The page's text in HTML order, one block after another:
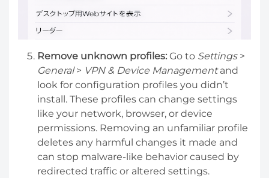
Remove unknown profiles: Go to Settings>
General> VPN & Device Managementand
look for configuration profiles you didn’t
install. These profiles can change settings
like your network, browser, or device
permissions. Removing an unfamiliar profile
deletes any harmful changes it made and
can stop malware-like behavior caused by
redirected traffic or altered settings.